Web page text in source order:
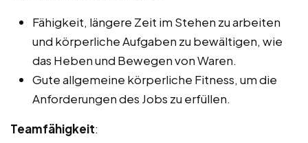
Fähigkeit, längere Zeit im Stehen zu arbeiten
und körperliche Aufgaben zu bewältigen, wie
das Heben und Bewegen von Waren.
Gute allgemeine körperliche Fitness, um die
Anforderungen des Jobs zu erfüllen.
Teamfähigkeit: